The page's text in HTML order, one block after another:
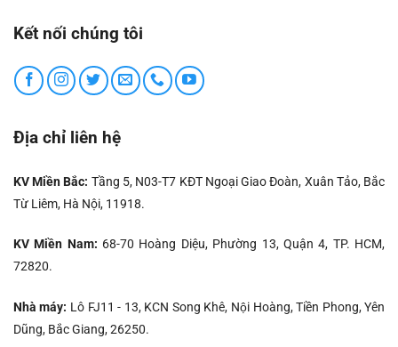
Kết nối chúng tôi
Địa chỉ liên hệ
KV Miền Bắc: Tầng 5, N03-T7 KĐT Ngoại Giao Đoàn, Xuân Tảo, Bắc
Từ Liêm, Hà Nội, 11918.
KV Miền Nam: 68-70 Hoàng Diệu, Phường 13, Quận 4, TP. HCM,
72820.
Nhà máy: Lô FJ11 - 13, KCN Song Khê, Nội Hoàng, Tiền Phong, Yên
Dũng, Bắc Giang, 26250.